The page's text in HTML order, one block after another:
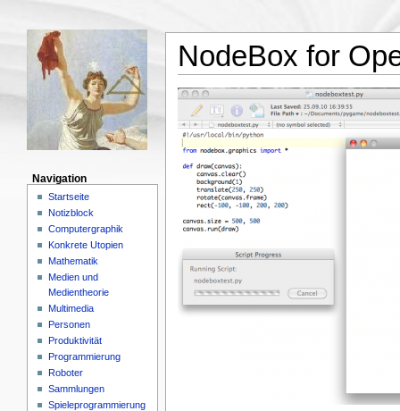
NodeBox for
Navigation
Startseite
Notizblock
Computergraphik
Konkrete Utopien
Mathematik
Medien und
Medientheorie
Multimedia
Personen
Produktivität
Programmierung
Roboter
Sammlungen
Spieleprogrammierung